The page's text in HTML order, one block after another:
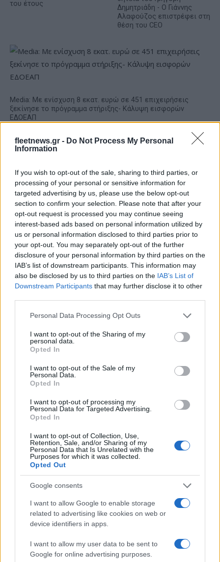
fleetnews.gr - Do Not Process My Personal
Information
If you wish to opt-out of the sale, sharing to third parties, or
processing of your personal or sensitive information for
targeted advertising by us, please use the below opt-out
section to confirm your selection. Please note that after your
opt-out request is processed you may continue seeing
interest-based ads based on personal information utilized by
us or personal information disclosed to third parties prior to
your opt-out. You may separately opt-out of the further
disclosure of your personal information by third parties on the
IAB’s list of downstream participants. This information may
also be disclosed by us to third parties on the IAB’s List of
Downstream Participants that may further disclose it to other
Please note that this website/app uses one or more Google
not limited to your visit or usage behaviour. You may click to
grant or deny consent to Google and its third-party tags to
use your data for below specified purposes in below Google
consent section.
Personal Data Processing Opt Outs
I want to opt-out of the Sharing of my
personal data.
Opted In
I want to opt-out of the Sale of my
Personal Data.
Opted In
I want to opt-out of processing my
Personal Data for Targeted Advertising.
Opted In
I want to opt-out of Collection, Use,
Retention, Sale, and/or Sharing of my
Personal Data that Is Unrelated with the
Purposes for which it was collected.
Opted Out
Google consents
I want to allow Google to enable storage
related to advertising like cookies on web or
device identifiers in apps.
I want to allow my user data to be sent to
Google for online advertising purposes.
του έτους
Δημητριάδη - Ο Γιάννης
Αλαφούζος επιστρέφει στη
θέση του CEO
Media: Με ενίσχυση 8 εκατ. ευρώ σε 451 επιχειρήσεις
ξεκίνησε το πρόγραμμα στήριξης- Κάλυψη εισφορών
ΕΔΟΕΑΠ
Η Toyota φέρνει νέα γενιά
μπαταριών για τα υβριδικά
Σε κινεζική… πολιορκία η
ευρωπαϊκή
αυτοκινητοβιομηχανία
Νέο Audi A2 e-tron με στόχο την κορυφή της
αποδοτικότητας
Μισιακός: «Ο προπονητής
είναι υπεύθυνος και
αναλαμβάνω την ευθύνη»
Ο Γιάννης Αγραβάνης στον
Ελληνική Αναπτυξιακή Τράπεζα: Με «προίκα» 2 δισ. ευρώ
ανοίγει δρόμο για δάνεια έως 5 δισ. σε μικρομεσαίες
Β.Σ. Καρούλιας: Τζίρος 98,7
Deloitte Ελλάδος: